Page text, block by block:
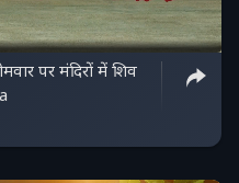
पर मंदिरों में शिव